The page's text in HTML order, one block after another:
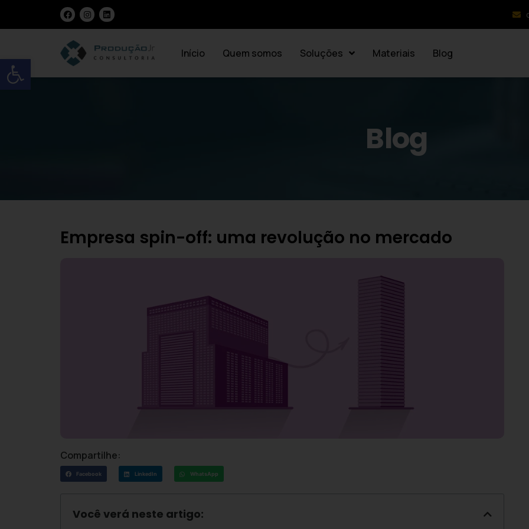
Open toolbar Início Quem somos Soluções Materiais Blog
Blog
Empresa spin-off: uma revolução no mercado
Compartilhe:
Facebook LinkedIn WhatsApp
Você verá neste artigo: